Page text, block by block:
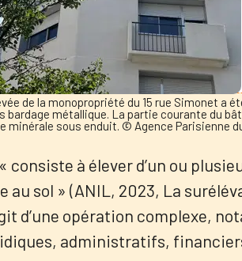
de la monopropriété du 15 rue Simonet a
bardage métallique. La partie courante du
minérale sous enduit. © Agence Parisienne
consiste à élever d’un ou
au sol » (ANIL, 2023, La
d’une opération complexe,
administratifs,